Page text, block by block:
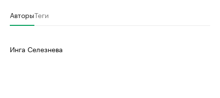
АвторыТеги
Инга Селезнева